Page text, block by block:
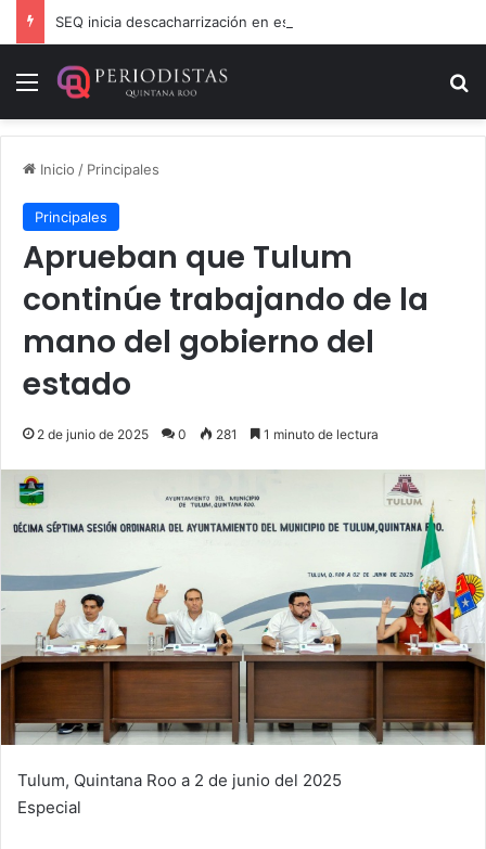
Menú
Inicio / Principales
Principales
Aprueban que Tulum
continúe trabajando de la
mano del gobierno del
estado
2 de junio de 2025 0 281 1 minuto de lectura
Tulum, Quintana Roo a 2 de junio del 2025
Especial